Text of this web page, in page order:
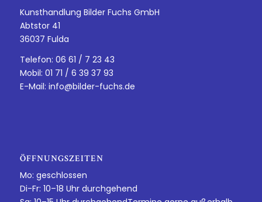
Kunsthandlung Bilder Fuchs GmbH
Abtstor 41
36037 Fulda
Telefon: 06 61 / 7 23 43
Mobil: 01 71 / 6 39 37 93
E-Mail: info@bilder-fuchs.de
ÖFFNUNGSZEITEN
Mo: geschlossen
Di-Fr: 10–18 Uhr durchgehend